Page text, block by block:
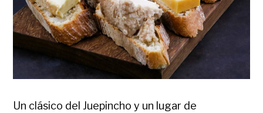
Un clásico del Juepincho y un lugar de